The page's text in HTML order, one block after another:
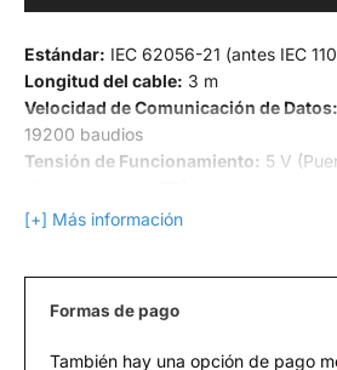
[+] Más información
Estándar: IEC 62056-21 (antes IEC
Longitud del cable: 3 m
Velocidad de Comunicación de Datos:
19200 baudios
Tensión de Funcionamiento: 5 V
Interfaz Eléctrica:USB Tipo-A
Fuerza Magnética:N38
Formas de pago
También hay una opción de pago